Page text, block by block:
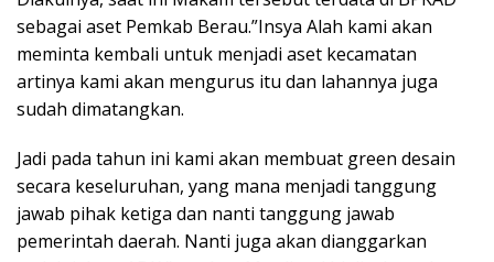
sebagai aset Pemkab Berau.”Insya Alah kami akan
meminta kembali untuk menjadi aset kecamatan
artinya kami akan mengurus itu dan lahannya juga
sudah dimatangkan.
Jadi pada tahun ini kami akan membuat green desain
secara keseluruhan, yang mana menjadi tanggung
jawab pihak ketiga dan nanti tanggung jawab
pemerintah daerah. Nanti juga akan dianggarkan